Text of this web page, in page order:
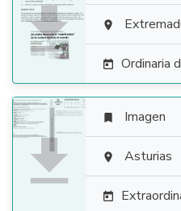
 
 Ordinaria

 Imagen
 Asturias
